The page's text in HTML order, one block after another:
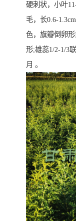
硬刺状，小叶
毛，长0.6-
色，旗瓣倒卵
形;雄蕊1/2-1/3
月 。